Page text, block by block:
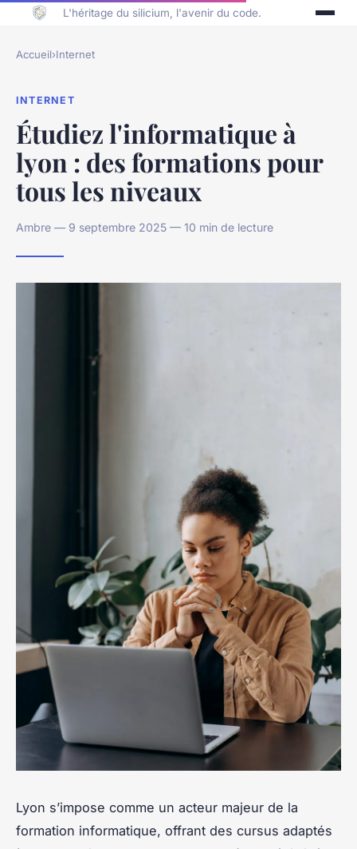
L'héritage du silicium, l'avenir du code.
Accueil›Internet
INTERNET
Étudiez l'informatique à
lyon : des formations pour
tous les niveaux
Ambre — 9 septembre 2025 — 10 min de lecture
Lyon s’impose comme un acteur majeur de la
formation informatique, offrant des cursus adaptés